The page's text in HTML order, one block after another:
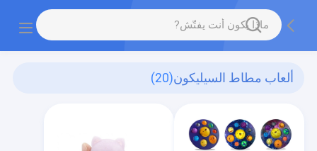
ألعاب مطاط السيليكون(20)